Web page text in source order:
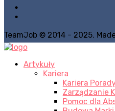
TeamJob © 2014 - 2025.
Artykuły
Kariera
Kariera
Zarządzanie
Pomoc dla